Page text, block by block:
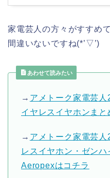
家電芸人の方々がすすめ
間違いないですね(*’▽’)
あわせて読みたい
→ アメトーク家電芸
イヤレスイヤホンまと
→ アメトーク家電芸
レスイヤホン・ゼンハ
Aeropexはコチラ